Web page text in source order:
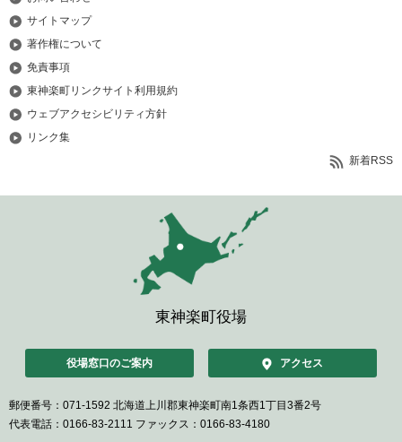
サイトマップ
著作権について
免責事項
東神楽町リンクサイト利用規約
ウェブアクセシビリティ方針
リンク集
新着RSS
東神楽町役場
役場窓口のご案内 アクセス
郵便番号：071-1592 北海道上川郡東神楽町南1条西1丁目3番2号
代表電話：0166-83-2111 ファックス：0166-83-4180